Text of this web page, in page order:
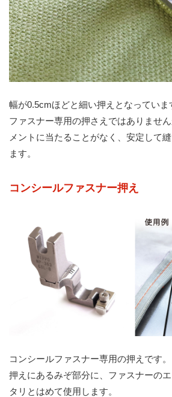
幅が0.5cmほどと細い押えとなっていま
ファスナー専用の押さえではありませ
メントに当たることがなく、安定して
ます。
コンシールファスナー押え
コンシールファスナー専用の押えです。
押えにあるみぞ部分に、ファスナーの
タリとはめて使用します。